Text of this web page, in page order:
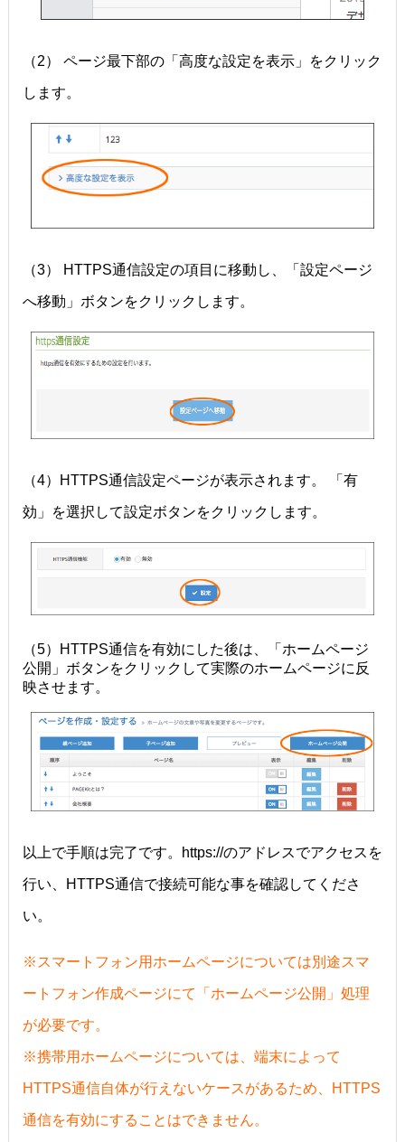
（2） ページ最下部の「高度な設定を表示」をクリック
します。
（3） HTTPS通信設定の項目に移動し、「設定ページ
へ移動」ボタンをクリックします。
（4）HTTPS通信設定ページが表示されます。 「有
効」を選択して設定ボタンをクリックします。
（5）HTTPS通信を有効にした後は、「ホームページ
公開」ボタンをクリックして実際のホームページに反
映させます。
以上で手順は完了です。https://のアドレスでアクセスを
行い、HTTPS通信で接続可能な事を確認してくださ
い。
※スマートフォン用ホームページについては別途スマ
ートフォン作成ページにて「ホームページ公開」処理
が必要です。
※携帯用ホームページについては、端末によって
HTTPS通信自体が行えないケースがあるため、HTTPS
通信を有効にすることはできません。